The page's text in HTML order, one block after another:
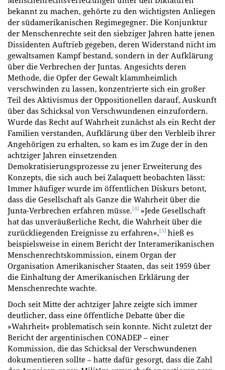
bekannt zu machen, gehörte zu den wichtigsten Anliegen
der südamerikanischen Regimegegner. Die Konjunktur
der Menschenrechte seit den siebziger Jahren hatte jenen
Dissidenten Auftrieb gegeben, deren Widerstand nicht im
gewaltsamen Kampf bestand, sondern in der Aufklärung
über die Verbrechen der Juntas. Angesichts deren
Methode, die Opfer der Gewalt klammheimlich
verschwinden zu lassen, konzentrierte sich ein großer
Teil des Aktivismus der Oppositionellen darauf, Auskunft
über das Schicksal von Verschwundenen einzufordern.
Wurde das Recht auf Wahrheit zunächst als ein Recht der
Familien verstanden, Aufklärung über den Verbleib ihrer
Angehörigen zu erhalten, so kam es im Zuge der in den
achtziger Jahren einsetzenden
Demokratisierungsprozesse zu jener Erweiterung des
Konzepts, die sich auch bei Zalaquett beobachten lässt:
Immer häufiger wurde im öffentlichen Diskurs betont,
dass die Gesellschaft als Ganze die Wahrheit über die
Junta-Verbrechen erfahren müsse.[4] »Jede Gesellschaft
hat das unveräußerliche Recht, die Wahrheit über die
zurückliegenden Ereignisse zu erfahren«,[5] hieß es
beispielsweise in einem Bericht der Interamerikanischen
Menschenrechtskommission, einem Organ der
Organisation Amerikanischer Staaten, das seit 1959 über
die Einhaltung der Amerikanischen Erklärung der
Menschenrechte wachte.
Doch seit Mitte der achtziger Jahre zeigte sich immer
deutlicher, dass eine öffentliche Debatte über die
»Wahrheit« problematisch sein konnte. Nicht zuletzt der
Bericht der argentinischen CONADEP – einer
Kommission, die das Schicksal der Verschwundenen
dokumentieren sollte – hatte dafür gesorgt, dass die Zahl